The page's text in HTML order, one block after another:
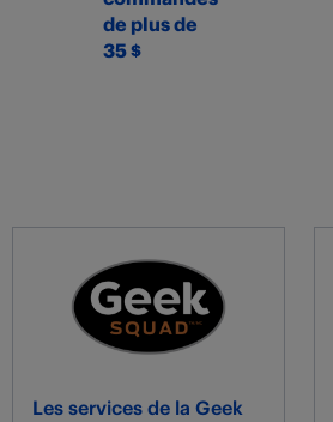
de plus de
35 $
Les services de la Geek